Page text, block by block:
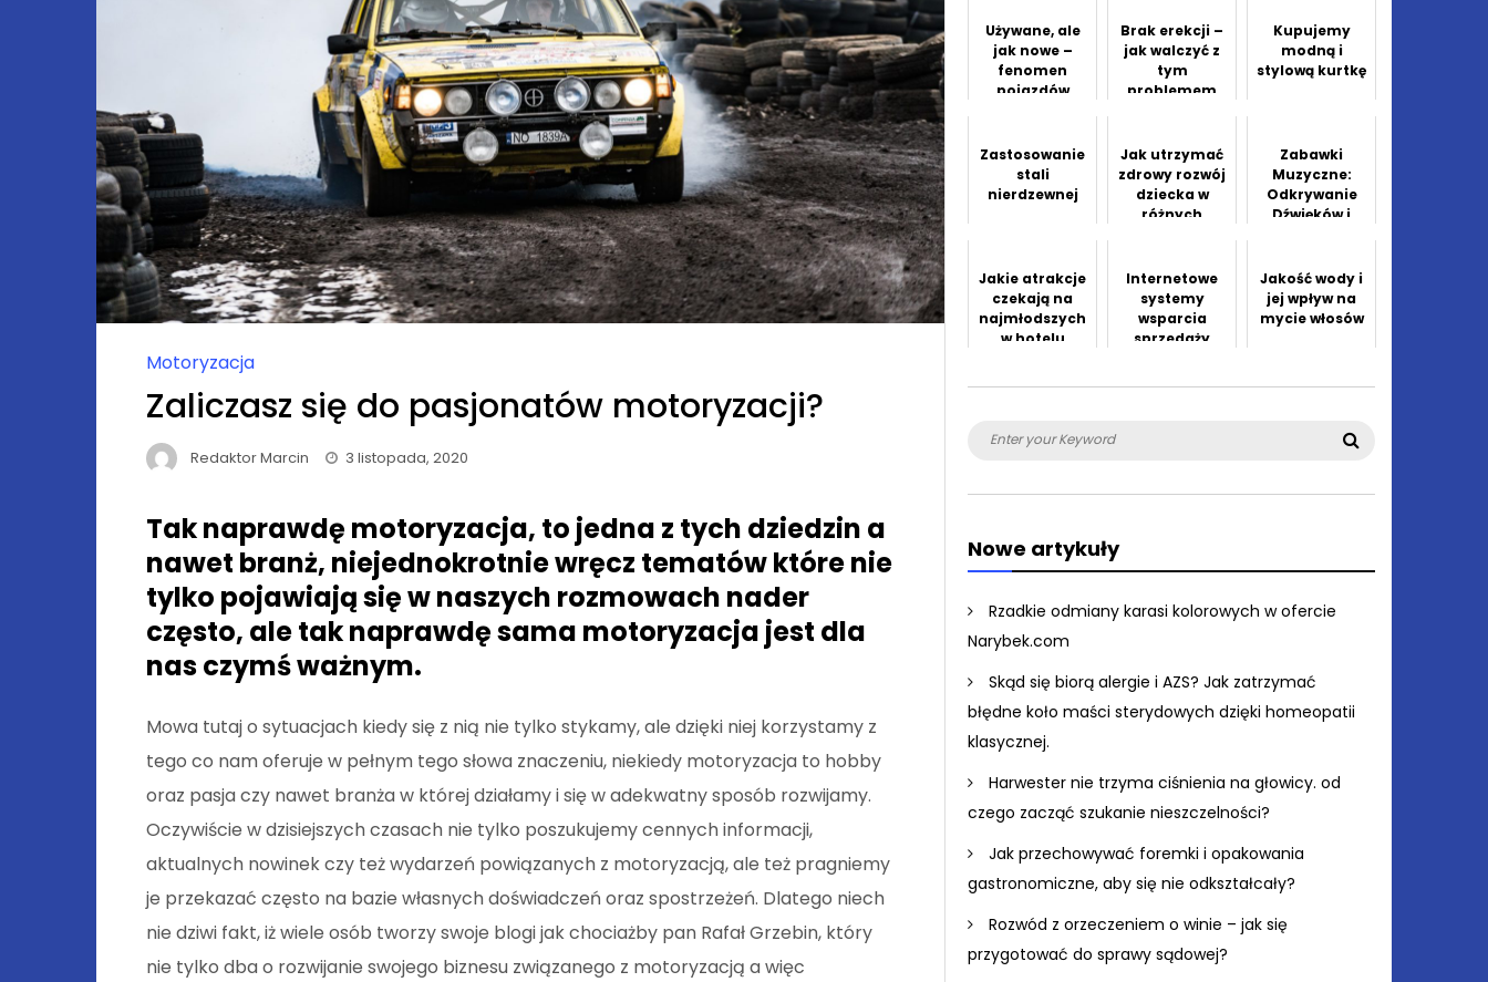
Motoryzacja
Zaliczasz się do pasjonatów motoryzacji?
Redaktor Marcin 3 listopada, 2020
Tak naprawdę motoryzacja, to jedna z tych dziedzin a
nawet branż, niejednokrotnie wręcz tematów które nie
tylko pojawiają się w naszych rozmowach nader
często, ale tak naprawdę sama motoryzacja jest dla
nas czymś ważnym.
Mowa tutaj o sytuacjach kiedy się z nią nie tylko stykamy, ale dzięki niej korzystamy z
tego co nam oferuje w pełnym tego słowa znaczeniu, niekiedy motoryzacja to hobby
oraz pasja czy nawet branża w której działamy i się w adekwatny sposób rozwijamy.
Oczywiście w dzisiejszych czasach nie tylko poszukujemy cennych informacji,
aktualnych nowinek czy też wydarzeń powiązanych z motoryzacją, ale też pragniemy
je przekazać często na bazie własnych doświadczeń oraz spostrzeżeń. Dlatego niech
nie dziwi fakt, iż wiele osób tworzy swoje blogi jak chociażby pan Rafał Grzebin, który
nie tylko dba o rozwijanie swojego biznesu związanego z motoryzacją a więc
Używane, ale
jak nowe –
fenomen
pojazdów
Brak erekcji –
jak walczyć z
tym
problemem
Kupujemy
modną i
stylową kurtkę
Zastosowanie
stali
nierdzewnej
Jak utrzymać
zdrowy rozwój
dziecka w
różnych
Zabawki
Muzyczne:
Odkrywanie
Dźwięków i
Jakie atrakcje
czekają na
najmłodszych
w hotelu
Internetowe
systemy
wsparcia
sprzedaży
Jakość wody i
jej wpływ na
mycie włosów
Search
Nowe artykuły
Rzadkie odmiany karasi kolorowych w ofercie
Narybek.com
Skąd się biorą alergie i AZS? Jak zatrzymać
błędne koło maści sterydowych dzięki homeopatii
klasycznej.
Harwester nie trzyma ciśnienia na głowicy. od
czego zacząć szukanie nieszczelności?
Jak przechowywać foremki i opakowania
gastronomiczne, aby się nie odkształcały?
Rozwód z orzeczeniem o winie – jak się
przygotować do sprawy sądowej?